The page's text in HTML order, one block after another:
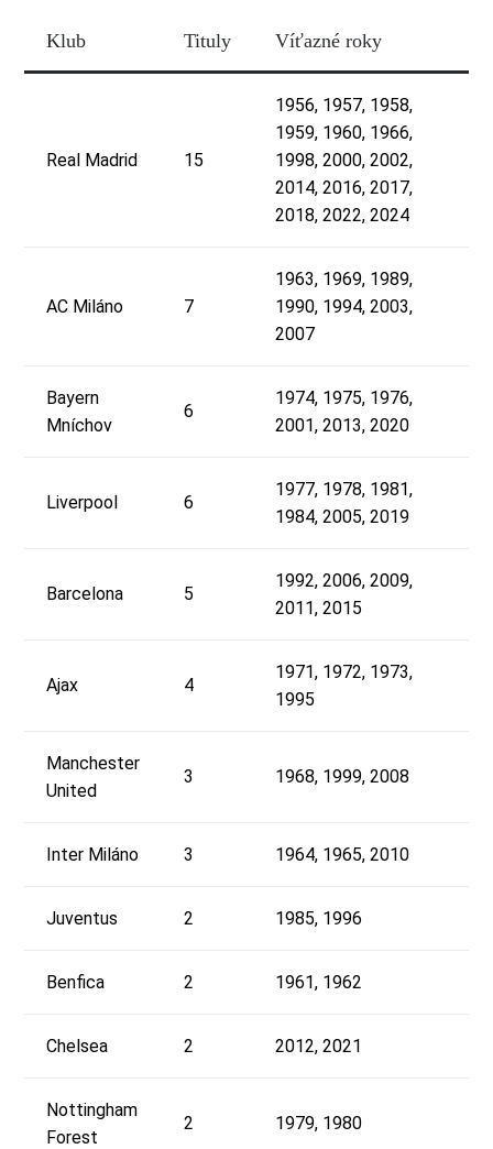
Klub Tituly Víťazné roky
Real Madrid 15
1956, 1957, 1958,
1959, 1960, 1966,
1998, 2000, 2002,
2014, 2016, 2017,
2018, 2022, 2024
AC Miláno 7
1963, 1969, 1989,
1990, 1994, 2003,
2007
Bayern
Mníchov
6
1974, 1975, 1976,
2001, 2013, 2020
Liverpool 6
1977, 1978, 1981,
1984, 2005, 2019
Barcelona 5
1992, 2006, 2009,
2011, 2015
Ajax 4
1971, 1972, 1973,
1995
Manchester
United
3 1968, 1999, 2008
Inter Miláno 3 1964, 1965, 2010
Juventus 2 1985, 1996
Benfica 2 1961, 1962
Chelsea 2 2012, 2021
Nottingham
Forest
2 1979, 1980